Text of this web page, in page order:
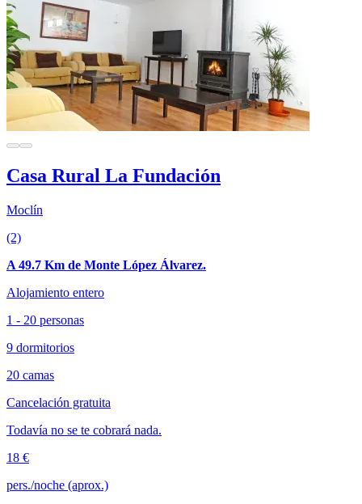
Casa Rural La Fundación
Moclín
(2)
A 49.7 Km de Monte López Álvarez.
Alojamiento entero
1 - 20 personas
9 dormitorios
20 camas
Cancelación gratuita
Todavía no se te cobrará nada.
18 €
pers./noche (aprox.)